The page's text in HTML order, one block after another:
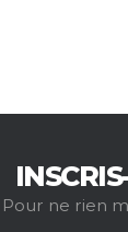
Pour ne rien